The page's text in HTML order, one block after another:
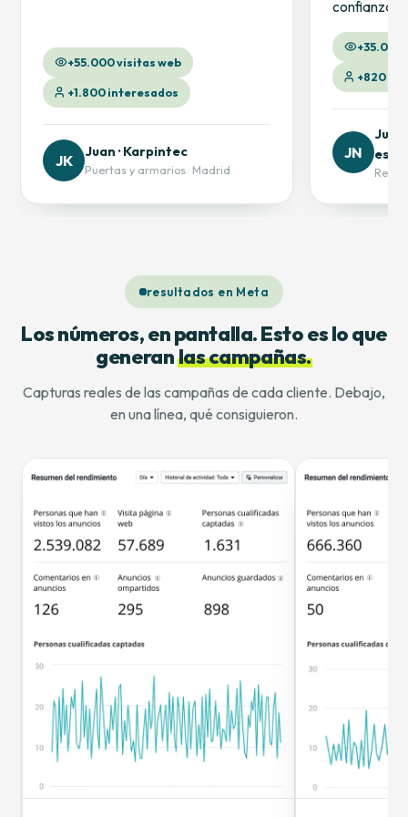
+55.000 visitas web
+1.800 interesados
JK Juan · Karpintec
Puertas y armarios · Madrid
confianza
+35.000
+820
JN
Juan
resultados en Meta
Los números, en pantalla. Esto es lo que
generanlas campañas.
Capturas reales de las campañas de cada cliente. Debajo,
en una línea, qué consiguieron.